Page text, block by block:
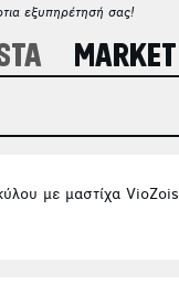
εξυπηρέτησή σας!
MARKET
με μαστίχα VioZois